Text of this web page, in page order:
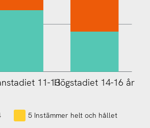
Mellanstadiet 11-13
11-13Högstadiet 14-16 år
5 Instämmer helt och hållet